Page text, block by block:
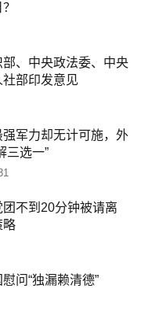
、中央政法委、中央
部印发意见
军力却无计可施，外
三选一”
不到20分钟被请离
略
问“独漏赖清德”